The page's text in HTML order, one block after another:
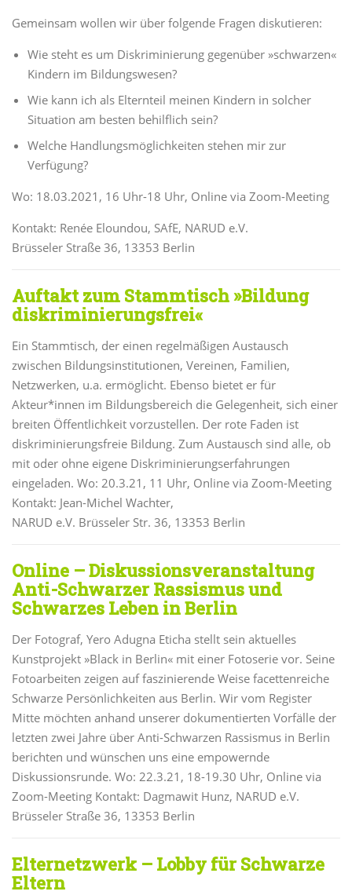
Gemeinsam wollen wir über folgende Fragen diskutieren:
Wie steht es um Diskriminierung gegenüber »schwarzen«
Kindern im Bildungswesen?
Wie kann ich als Elternteil meinen Kindern in solcher
Situation am besten behilflich sein?
Welche Handlungsmöglichkeiten stehen mir zur
Verfügung?
Wo: 18.03.2021, 16 Uhr-18 Uhr, Online via Zoom-Meeting
Kontakt: Renée Eloundou, SAfE, NARUD e.V.
Brüsseler Straße 36, 13353 Berlin
Auftakt zum Stammtisch »Bildung
diskriminierungsfrei«
Ein Stammtisch, der einen regelmäßigen Austausch
zwischen Bildungsinstitutionen, Vereinen, Familien,
Netzwerken, u.a. ermöglicht. Ebenso bietet er für
Akteur*innen im Bildungsbereich die Gelegenheit, sich einer
breiten Öffentlichkeit vorzustellen. Der rote Faden ist
diskriminierungsfreie Bildung. Zum Austausch sind alle, ob
mit oder ohne eigene Diskriminierungserfahrungen
eingeladen. Wo: 20.3.21, 11 Uhr, Online via Zoom-Meeting
Kontakt: Jean-Michel Wachter,
NARUD e.V. Brüsseler Str. 36, 13353 Berlin
Online – Diskussionsveranstaltung
Anti-Schwarzer Rassismus und
Schwarzes Leben in Berlin
Der Fotograf, Yero Adugna Eticha stellt sein aktuelles
Kunstprojekt »Black in Berlin« mit einer Fotoserie vor. Seine
Fotoarbeiten zeigen auf faszinierende Weise facettenreiche
Schwarze Persönlichkeiten aus Berlin. Wir vom Register
Mitte möchten anhand unserer dokumentierten Vorfälle der
letzten zwei Jahre über Anti-Schwarzen Rassismus in Berlin
berichten und wünschen uns eine empowernde
Diskussionsrunde. Wo: 22.3.21, 18-19.30 Uhr, Online via
Zoom-Meeting Kontakt: Dagmawit Hunz, NARUD e.V.
Brüsseler Straße 36, 13353 Berlin
Elternetzwerk – Lobby für Schwarze
Eltern